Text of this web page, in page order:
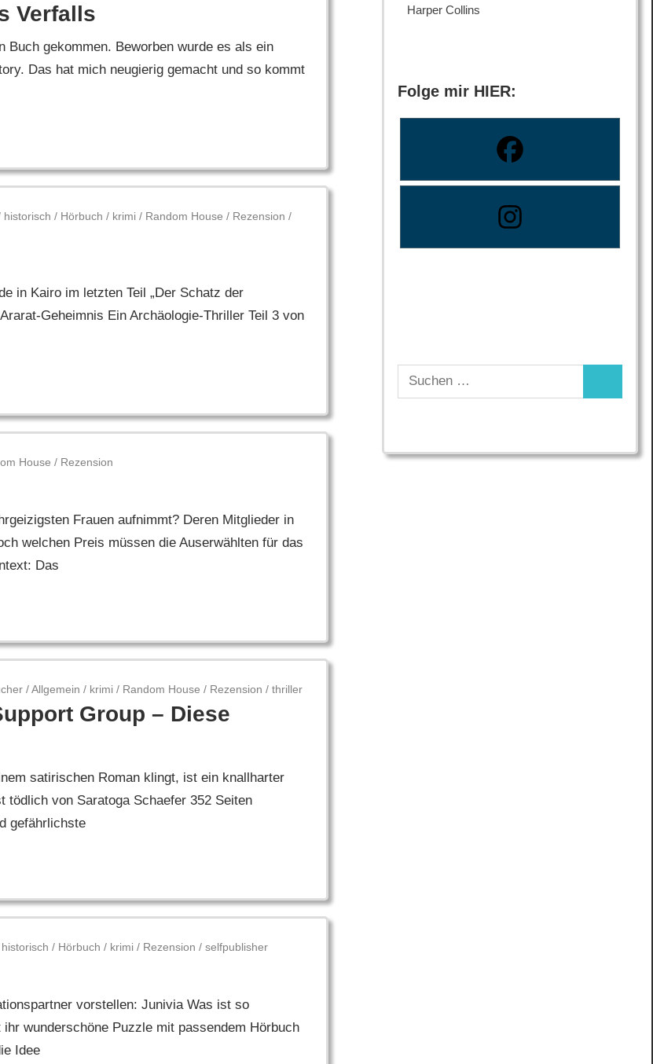
Verfalls
Buch gekommen. Beworben wurde es als ein
Das hat mich neugierig gemacht und so kommt
historisch / Hörbuch / krimi / Random House / Rezension /
in Kairo im letzten Teil „Der Schatz der
Geheimnis Ein Archäologie-Thriller Teil 3 von
House / Rezension
Frauen aufnimmt? Deren Mitglieder in
welchen Preis müssen die Auserwählten für das
Das
/Allgemein / krimi / Random House / Rezension /thriller
Group – Diese
satirischen Roman klingt, ist ein knallharter
von Saratoga Schaefer 352 Seiten
gefährlichste
historisch / Hörbuch / krimi / Rezension /selfpublisher
vorstellen: Junivia Was ist so
wunderschöne Puzzle mit passendem Hörbuch
Idee
Harper Collins
Folge mir HIER:
Suchen
nach: